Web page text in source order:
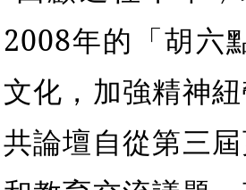
2008年的「胡六
文化，加強精神
共論壇自從第三